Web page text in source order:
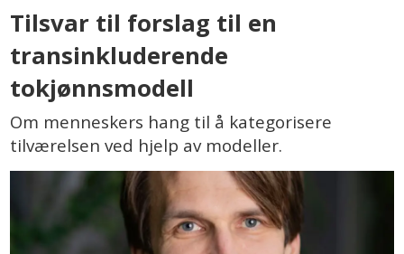
Tilsvar til forslag til en
transinkluderende
tokjønnsmodell
Om menneskers hang til å kategorisere
tilværelsen ved hjelp av modeller.